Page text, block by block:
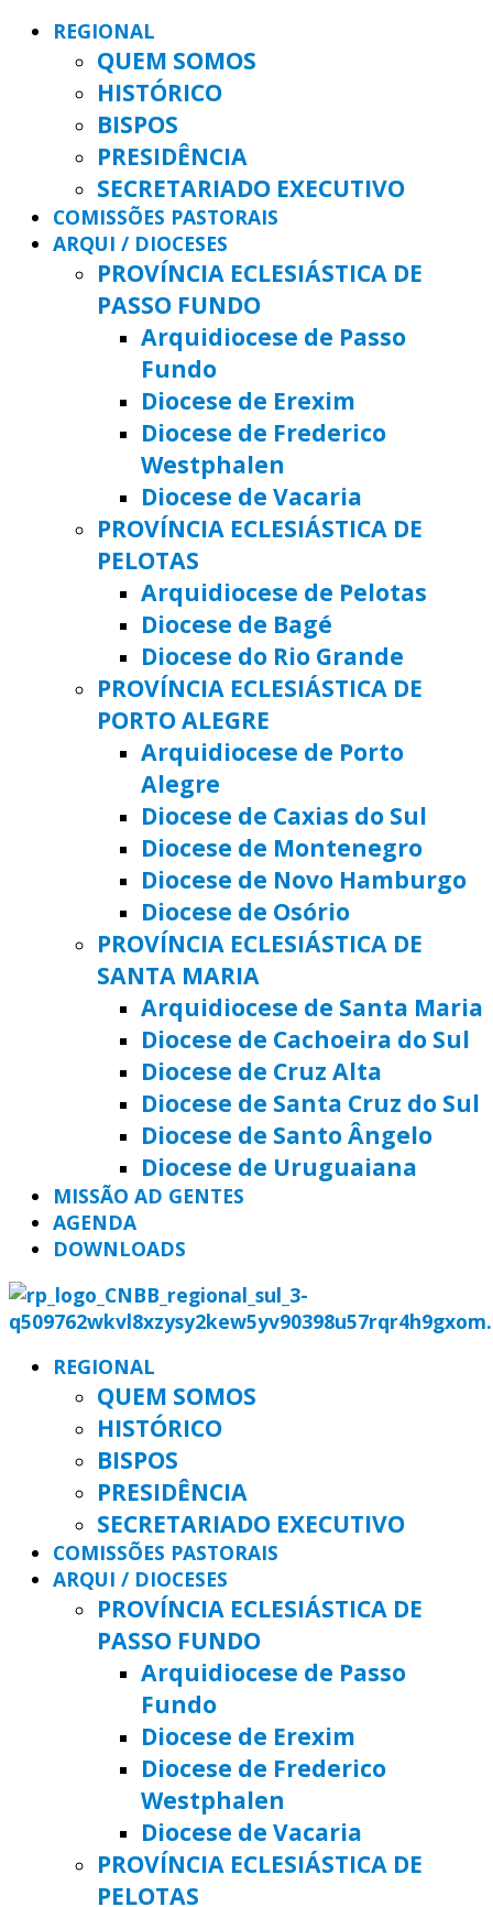
REGIONAL
QUEM SOMOS
HISTÓRICO
BISPOS
PRESIDÊNCIA
SECRETARIADO EXECUTIVO
COMISSÕES PASTORAIS
ARQUI / DIOCESES
PROVÍNCIA ECLESIÁSTICA DE
PASSO FUNDO
Arquidiocese de Passo
Fundo
Diocese de Erexim
Diocese de Frederico
Westphalen
Diocese de Vacaria
PROVÍNCIA ECLESIÁSTICA DE
PELOTAS
Arquidiocese de Pelotas
Diocese de Bagé
Diocese do Rio Grande
PROVÍNCIA ECLESIÁSTICA DE
PORTO ALEGRE
Arquidiocese de Porto
Alegre
Diocese de Caxias do Sul
Diocese de Montenegro
Diocese de Novo Hamburgo
Diocese de Osório
PROVÍNCIA ECLESIÁSTICA DE
SANTA MARIA
Arquidiocese de Santa Maria
Diocese de Cachoeira do Sul
Diocese de Cruz Alta
Diocese de Santa Cruz do Sul
Diocese de Santo Ângelo
Diocese de Uruguaiana
MISSÃO AD GENTES
AGENDA
DOWNLOADS
REGIONAL
QUEM SOMOS
HISTÓRICO
BISPOS
PRESIDÊNCIA
SECRETARIADO EXECUTIVO
COMISSÕES PASTORAIS
ARQUI / DIOCESES
PROVÍNCIA ECLESIÁSTICA DE
PASSO FUNDO
Arquidiocese de Passo
Fundo
Diocese de Erexim
Diocese de Frederico
Westphalen
Diocese de Vacaria
PROVÍNCIA ECLESIÁSTICA DE
PELOTAS